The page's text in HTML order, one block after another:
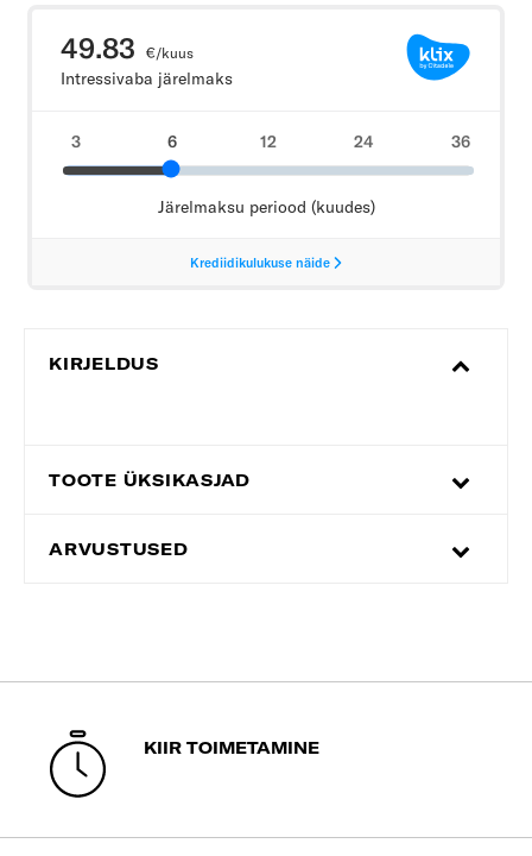
KIRJELDUS
TOOTE ÜKSIKASJAD
ARVUSTUSED
KIIR TOIMETAMINE